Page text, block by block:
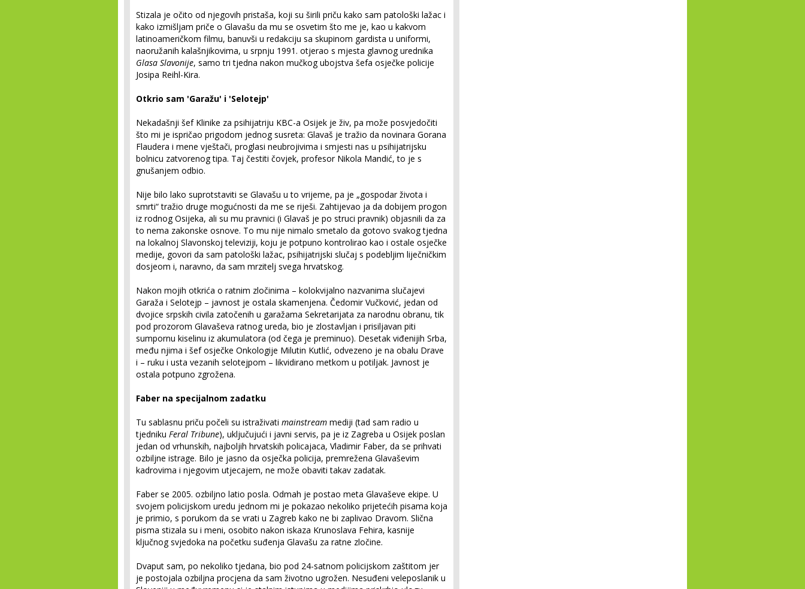
Stizala je očito od njegovih pristaša, koji su širili priču kako sam patološki lažac i
kako izmišljam priče o Glavašu da mu se osvetim što me je, kao u kakvom
latinoameričkom filmu, banuvši u redakciju sa skupinom gardista u uniformi,
naoružanih kalašnjikovima, u srpnju 1991. otjerao s mjesta glavnog urednika
Glasa Slavonije, samo tri tjedna nakon mučkog ubojstva šefa osječke policije
Josipa Reihl-Kira.
Otkrio sam 'Garažu' i 'Selotejp'
Nekadašnji šef Klinike za psihijatriju KBC-a Osijek je živ, pa može posvjedočiti
što mi je ispričao prigodom jednog susreta: Glavaš je tražio da novinara Gorana
Flaudera i mene vještači, proglasi neubrojivima i smjesti nas u psihijatrijsku
bolnicu zatvorenog tipa. Taj čestiti čovjek, profesor Nikola Mandić, to je s
gnušanjem odbio.
Nije bilo lako suprotstaviti se Glavašu u to vrijeme, pa je „gospodar života i
smrti“ tražio druge mogućnosti da me se riješi. Zahtijevao ja da dobijem progon
iz rodnog Osijeka, ali su mu pravnici (i Glavaš je po struci pravnik) objasnili da za
to nema zakonske osnove. To mu nije nimalo smetalo da gotovo svakog tjedna
na lokalnoj Slavonskoj televiziji, koju je potpuno kontrolirao kao i ostale osječke
medije, govori da sam patološki lažac, psihijatrijski slučaj s podebljim liječničkim
dosjeom i, naravno, da sam mrzitelj svega hrvatskog.
Nakon mojih otkrića o ratnim zločinima – kolokvijalno nazvanima slučajevi
Garaža i Selotejp – javnost je ostala skamenjena. Čedomir Vučković, jedan od
dvojice srpskih civila zatočenih u garažama Sekretarijata za narodnu obranu, tik
pod prozorom Glavaševa ratnog ureda, bio je zlostavljan i prisiljavan piti
sumpornu kiselinu iz akumulatora (od čega je preminuo). Desetak viđenijih Srba,
među njima i šef osječke Onkologije Milutin Kutlić, odvezeno je na obalu Drave
i – ruku i usta vezanih selotejpom – likvidirano metkom u potiljak. Javnost je
ostala potpuno zgrožena.
Faber na specijalnom zadatku
Tu sablasnu priču počeli su istraživati mainstream mediji (tad sam radio u
tjedniku Feral Tribune), uključujući i javni servis, pa je iz Zagreba u Osijek poslan
jedan od vrhunskih, najboljih hrvatskih policajaca, Vladimir Faber, da se prihvati
ozbiljne istrage. Bilo je jasno da osječka policija, premrežena Glavaševim
kadrovima i njegovim utjecajem, ne može obaviti takav zadatak.
Faber se 2005. ozbiljno latio posla. Odmah je postao meta Glavaševe ekipe. U
svojem policijskom uredu jednom mi je pokazao nekoliko prijetećih pisama koja
je primio, s porukom da se vrati u Zagreb kako ne bi zaplivao Dravom. Slična
pisma stizala su i meni, osobito nakon iskaza Krunoslava Fehira, kasnije
ključnog svjedoka na početku suđenja Glavašu za ratne zločine.
Dvaput sam, po nekoliko tjedana, bio pod 24-satnom policijskom zaštitom jer
je postojala ozbiljna procjena da sam životno ugrožen. Nesuđeni veleposlanik u